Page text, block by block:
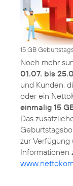
15 GB
Noch mehr
01.07. bis
und Kunden,
oder ein
einmalig 15
Das
zur Verfügung
Informationen